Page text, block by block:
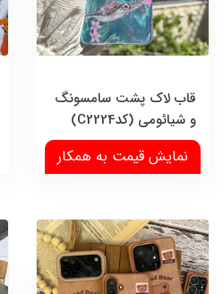
قاب لاک پشت سامسونگ
و شیائومی (کدC2224)
نمایش قیمت به همکار